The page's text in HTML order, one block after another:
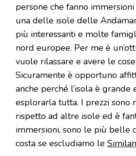
persone che fanno
una delle isole delle
più interessanti e molte
nord europee. Per me è
vuole rilassare e avere le
Sicuramente è opportuno
anche perché l’isola è grande
esplorarla tutta. I prezzi sono
rispetto ad altre isole ed è
immersioni, sono le più belle
costa se escludiamo le Similan